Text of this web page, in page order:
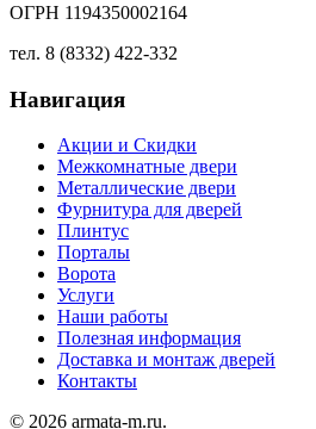
ОГРН 1194350002164
тел. 8 (8332) 422-332
Навигация
Акции и Скидки
Межкомнатные двери
Металлические двери
Фурнитура для дверей
Плинтус
Порталы
Ворота
Услуги
Наши работы
Полезная информация
Доставка и монтаж дверей
Контакты
© 2026 armata-m.ru.